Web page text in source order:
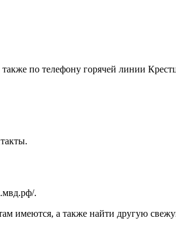
по телефону горячей линии
.
имеются, а также найти другую